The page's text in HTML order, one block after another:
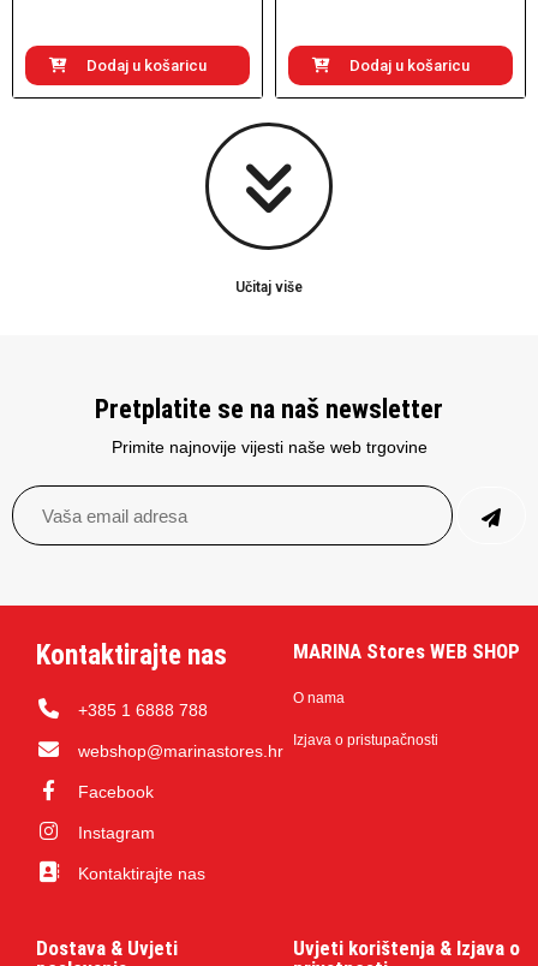
Dodaj u košaricu Dodaj u košaricu
Učitaj više
Pretplatite se na naš newsletter
Primite najnovije vijesti naše web trgovine
Kontaktirajte nas
+385 1 6888 788
webshop@marinastores.hr
Facebook
Instagram
Kontaktirajte nas
MARINA Stores WEB SHOP
O nama
Izjava o pristupačnosti
Dostava & Uvjeti
Uvjeti korištenja & Izjava o